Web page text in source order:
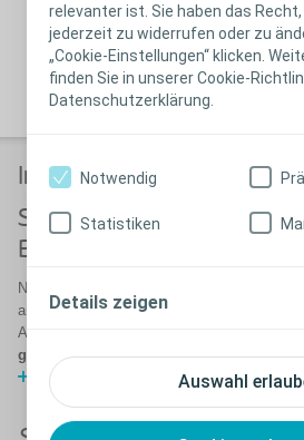
relevanter ist. Sie haben das Recht,
jederzeit zu widerrufen oder zu
„Cookie-Einstellungen“ klicken.
finden Sie in unserer Cookie-
Datenschutzerklärung.
Auswahl
Notwendig
Statistiken
Details zeigen
Infizierte Wunden
Silber - eine wirksame
Behandlungsmöglichkeit
Neben der Beeinträchtigung für den
an den Behandler und das
Anforderungen. Unsere Produkte mit
gelistet und vergütet.
Mehr über unsere wirksamen